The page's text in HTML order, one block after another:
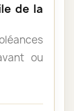
de la
ou